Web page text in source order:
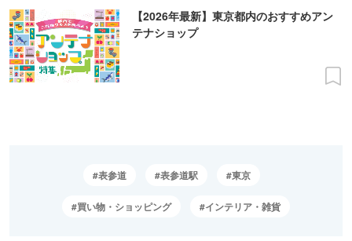
【2026年最新】東京都内のおすすめアン
テナショップ
表参道 表参道駅 東京
買い物・ショッピング インテリア・雑貨